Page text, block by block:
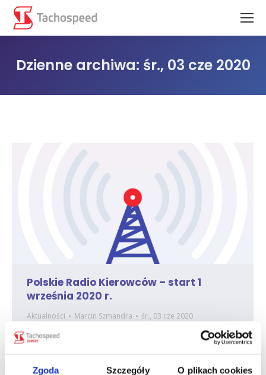
Zgoda Szczegóły O plikach cookies
Dzienne archiwa: śr., 03 cze 2020
Polskie Radio Kierowców – start 1
września 2020 r.
Aktualności Marcin Szmandra śr., 03 cze 2020
Już niedługo, bo od 1 września 2020 roku, ruszy
Programem radiowym, z którego dotychczas,